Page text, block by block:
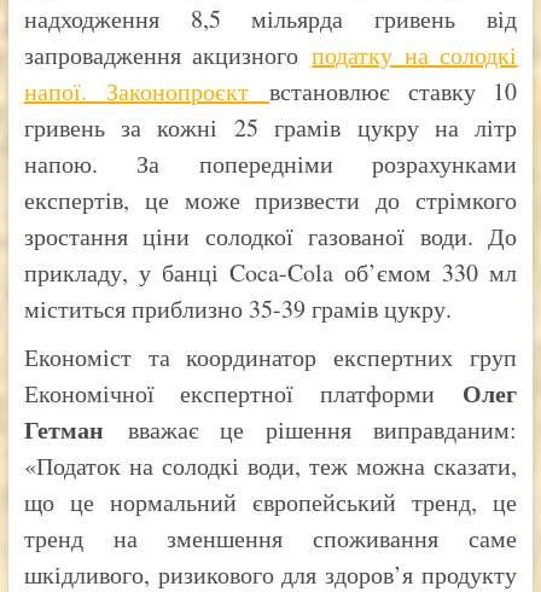
надходження 8,5 мільярда гривень від
запровадження акцизногоподатку на солодкі
напої. Законопроєкт встановлює ставку 10
гривень за кожні 25 грамів цукру на літр
напою. За попередніми розрахунками
експертів, це може призвести до стрімкого
зростання ціни солодкої газованої води. До
прикладу, у банці Coca-Cola об’ємом 330 мл
міститься приблизно 35-39 грамів цукру.
Економіст та координатор експертних груп
Економічної експертної платформи Олег
Гетман вважає це рішення виправданим:
«Податок на солодкі води, теж можна сказати,
що це нормальний європейський тренд, це
тренд на зменшення споживання саме
шкідливого, ризикового для здоров’я продукту